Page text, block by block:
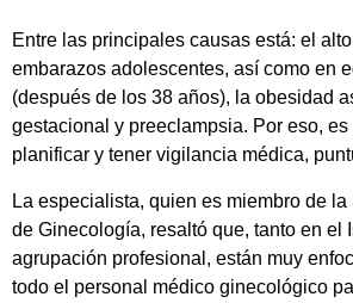
Entre las principales causas está: el
embarazos adolescentes, así como en
(después de los 38 años), la obesidad
gestacional y preeclampsia. Por eso,
planificar y tener vigilancia médica,
La especialista, quien es miembro de
de Ginecología, resaltó que, tanto en el
agrupación profesional, están muy
todo el personal médico ginecológico